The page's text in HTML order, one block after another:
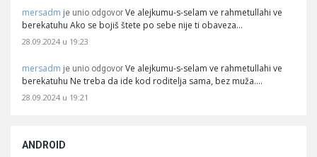
mersadm je unio odgovor Ve alejkumu-s-selam ve rahmetullahi ve
berekatuhu Ako se bojiš štete po sebe nije ti obaveza…
28.09.2024 u 19:23
mersadm je unio odgovor Ve alejkumu-s-selam ve rahmetullahi ve
berekatuhu Ne treba da ide kod roditelja sama, bez muža.…
28.09.2024 u 19:21
ANDROID